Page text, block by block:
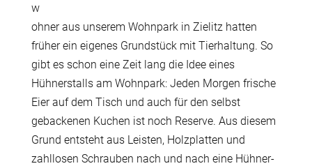
w
ohner aus unserem Wohnpark in Zielitz hatten
früher ein eigenes Grundstück mit Tierhaltung. So
gibt es schon eine Zeit lang die Idee eines
Hühnerstalls am Wohnpark: Jeden Morgen frische
Eier auf dem Tisch und auch für den selbst
gebackenen Kuchen ist noch Reserve. Aus diesem
Grund entsteht aus Leisten, Holzplatten und
zahllosen Schrauben nach und nach eine Hühner-